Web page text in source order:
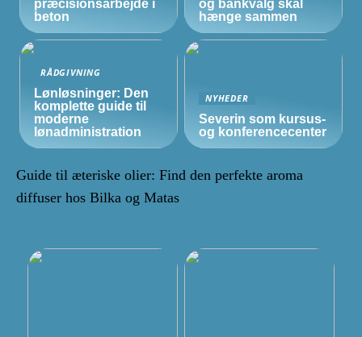
præcisionsarbejde i
beton
og bankvalg skal
hænge sammen
RÅDGIVNING
Lønløsninger: Den
komplette guide til
moderne
lønadministration
NYHEDER
Severin som kursus-
og konferencecenter
Guide til æteriske olier: Find den perfekte aroma
diffuser hos Bilka og Matas